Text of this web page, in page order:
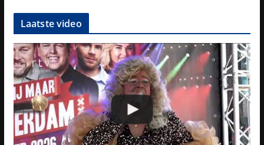
Laatste video